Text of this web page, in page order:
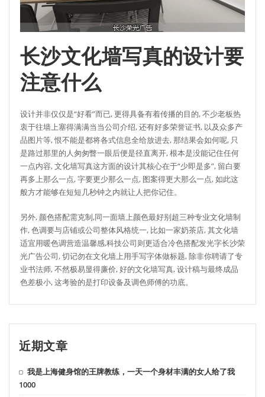
长沙文化墙写真的设计要
注意什么
设计并非仅仅是“好看”而已, 更得具备有着传播的目的, 不少老板热
衷于往墙上塞得满满当当公司介绍, 还有好多荣誉证书, 以及众多产
品图片等, 恨不能是都将各式信息全给放进去, 那结果会如何呢, 只
是路过那里的人匆匆瞥一眼后便是径直离开, 根本是没能记住任何
一点内容, 文化墙写真这方面的设计其核心在于“少即是多”, 留白要
再多上那么一点, 字要更少那么一点, 图案得更大那么一点, 如此这
般方才能够在短短几秒钟之内就让人把你记住。
另外, 颜色搭配需克制,同一面墙上颜色最好别超三种专业文化墙制
作, 色调要与店铺或公司整体风格统一, 比如一家奶茶店, 其文化墙
适宜用暖色调营造温馨感,科技公司则更适合冷色搭配发光字长沙荣
光广告公司, 切记勿在文化墙上用手写字体做标题, 除非你聘请了专
业书法师, 不然极易显得廉价, 好的文化墙写真, 设计稿与最终成品
色差极小, 这考验的是打印设备及调色师傅的功底。
近期文章
我是上海健身馆的王牌教练，一天一个身材丰满的女人给了我
1000